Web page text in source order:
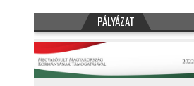
PÁLYÁZAT